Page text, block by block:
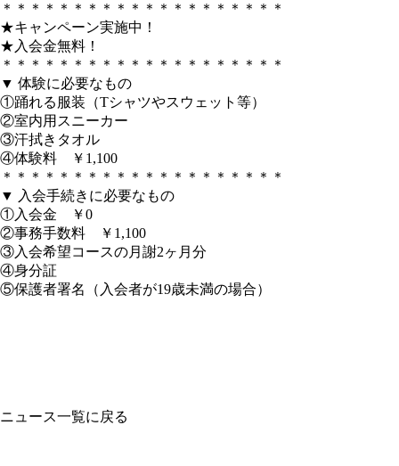
＊＊＊＊＊＊＊＊＊＊＊＊＊＊＊＊＊＊＊＊
★キャンペーン実施中！
★入会金無料！
＊＊＊＊＊＊＊＊＊＊＊＊＊＊＊＊＊＊＊＊
▼ 体験に必要なもの
①踊れる服装（Tシャツやスウェット等）
②室内用スニーカー
③汗拭きタオル
④体験料 ￥1,100
＊＊＊＊＊＊＊＊＊＊＊＊＊＊＊＊＊＊＊＊
▼ 入会手続きに必要なもの
①入会金 ￥0
②事務手数料 ￥1,100
③入会希望コースの月謝2ヶ月分
④身分証
⑤保護者署名（入会者が19歳未満の場合）
ニュース一覧に戻る